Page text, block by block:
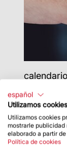
español
Utilizamos cookies
Utilizamos cookies
mostrarle publicidad
elaborado a partir
Política de cookies